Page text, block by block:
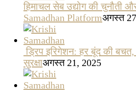
हिमाचल सेब उद्योग की चुनौती
Samadhan Platformअगस्त
ड्रिप इरिगेशन: हर बूंद की
सुरक्षाअगस्त 21, 2025